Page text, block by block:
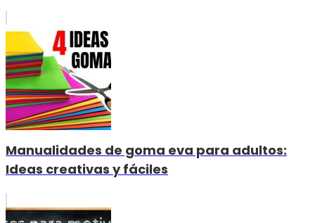
Manualidades de goma eva para adultos:
Ideas creativas y fáciles